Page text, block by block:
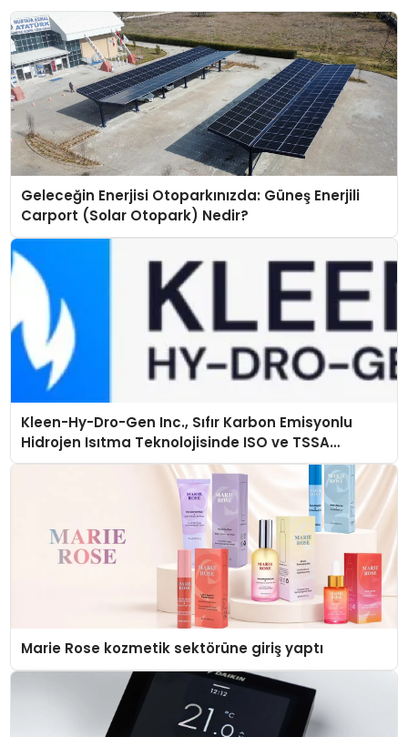
Geleceğin Enerjisi Otoparkınızda: Güneş Enerjili
Carport (Solar Otopark) Nedir?
Kleen-Hy-Dro-Gen Inc., Sıfır Karbon Emisyonlu
Hidrojen Isıtma Teknolojisinde ISO ve TSSA
Düzenleyici Onaylarını Aldı
Marie Rose kozmetik sektörüne giriş yaptı